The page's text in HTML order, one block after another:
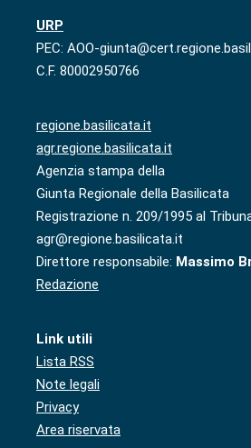
URP
PEC: AOO-
C.F. 80002950766
regione.basilicata.it
agr.regione.basilicata.it
Agenzia stampa della
Giunta Regionale della Basilicata
Registrazione n. 209/1995 al
agr@regione.basilicata.it
Direttore responsabile: Massimo
Redazione
Link utili
Lista RSS
Note legali
Privacy
Area riservata